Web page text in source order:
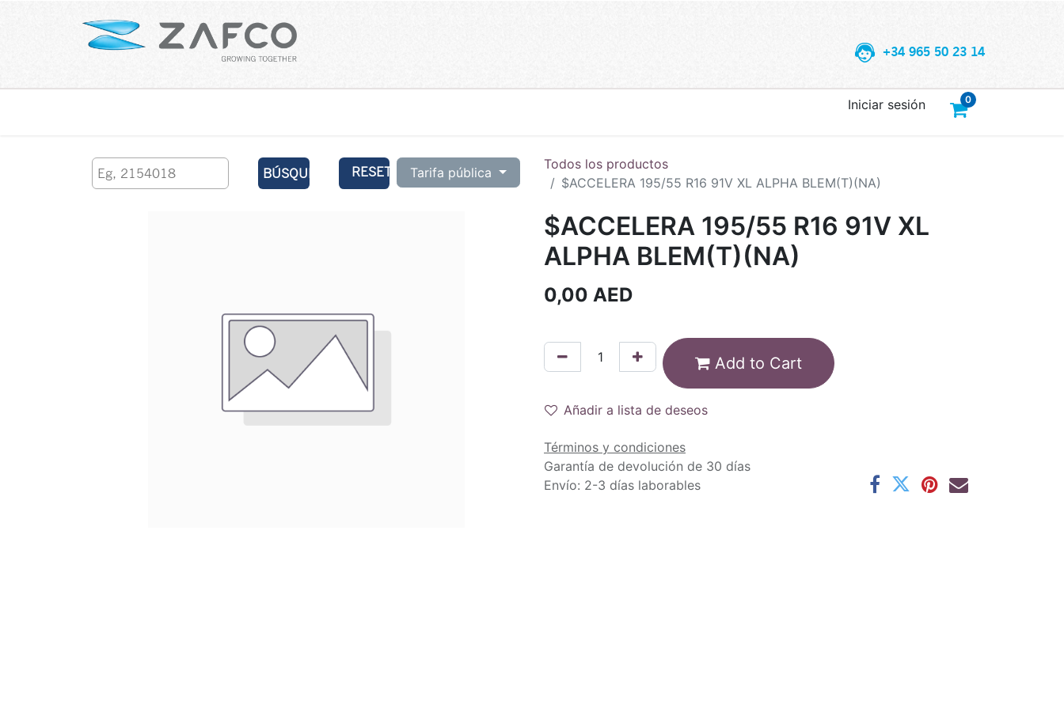
+34 965 50 23 14
0
Iniciar sesión
BÚSQUEDA RESET Tarifa pública
Todos los productos
$ACCELERA 195/55 R16 91V XL ALPHA BLEM(T)(NA)
$ACCELERA 195/55 R16 91V XL
ALPHA BLEM(T)(NA)
0,00 AED
Add to Cart
Añadir a lista de deseos
Términos y condiciones
Garantía de devolución de 30 días
Envío: 2-3 días laborables